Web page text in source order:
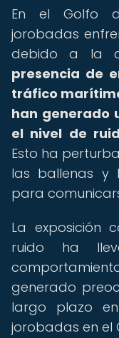
En el Golfo
jorobadas
debido a la
presencia de
tráfico
han generado
el nivel de
Esto ha
las ballenas y
para
La exposición
ruido ha
generado
largo plazo
jorobadas en el